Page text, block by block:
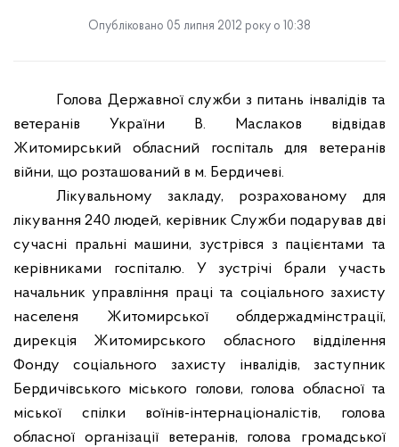
Опубліковано 05 липня 2012 року о 10:38
Голова Державної служби з питань інвалідів та
ветеранів України В. Маслаков відвідав
Житомирський обласний госпіталь для ветеранів
війни, що розташований в м. Бердичеві.
Лікувальному закладу, розрахованому для
лікування 240 людей, керівник Служби подарував дві
сучасні пральні машини, зустрівся з пацієнтами та
керівниками госпіталю. У зустрічі брали участь
начальник управління праці та соціального захисту
населеня Житомирської облдержадмінстрації,
дирекція Житомирського обласного відділення
Фонду соціального захисту інвалідів, заступник
Бердичівського міського голови, голова обласної та
міської спілки воїнів-інтернаціоналістів, голова
обласної організації ветеранів, голова громадської